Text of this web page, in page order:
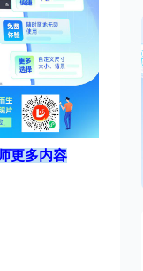
更多内容